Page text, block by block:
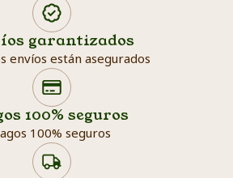
garantizados
envíos están asegurados
100% seguros
100% seguros
Search products